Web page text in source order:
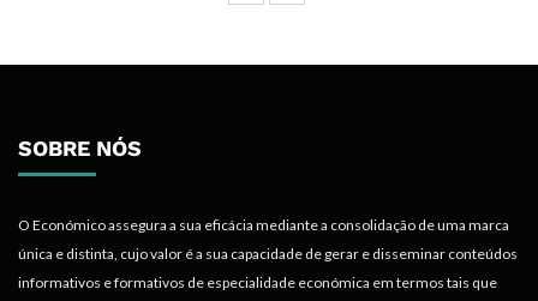
SOBRE NÓS
O Económico assegura a sua eficácia mediante a consolidação de uma marca
única e distinta, cujo valor é a sua capacidade de gerar e disseminar conteúdos
informativos e formativos de especialidade económica em termos tais que